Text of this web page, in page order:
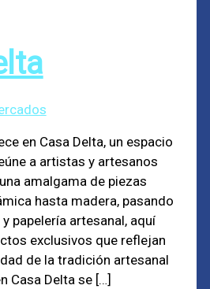
en Casa Delta, un espacio
a artistas y artesanos
amalgama de piezas
hasta madera, pasando
papelería artesanal, aquí
exclusivos que reflejan
de la tradición artesanal
Casa Delta se […]